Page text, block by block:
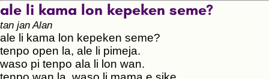
ale li kama lon kepeken seme?
tan jan Alan
ale li kama lon kepeken seme?
tenpo open la, ale li pimeja.
waso pi tenpo ala li lon wan.